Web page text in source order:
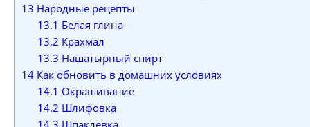
13 Народные рецепты
13.1 Белая глина
13.2 Крахмал
13.3 Нашатырный спирт
14 Как обновить в домашних условиях
14.1 Окрашивание
14.2 Шлифовка